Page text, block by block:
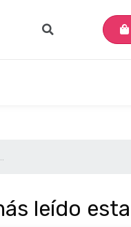
leído